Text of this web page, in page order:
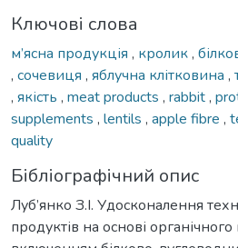
Ключові слова
м’ясна продукція , кролик,
, сочевиця , яблучна клітковина ,
, якість , meat products , rabbit,
supplements , lentils , apple fibre ,
quality
Бібліографічний опис
Луб’янко З.І. Удосконалення
продуктів на основі органічного